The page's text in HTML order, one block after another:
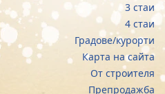
3 стаи
4 стаи
Градове/курорти
Карта на сайта
От строителя
Препродажба